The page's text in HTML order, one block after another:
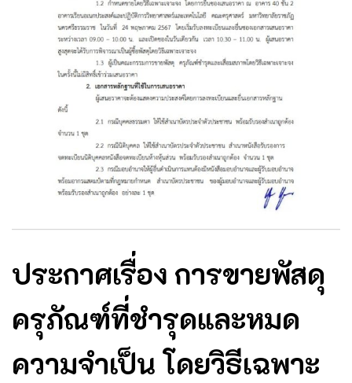
ประกาศเรื่อง การขายพัสดุ
ครุภัณฑ์ที่ชำรุดและหมด
ความจำเป็น โดยวิธีเฉพาะ